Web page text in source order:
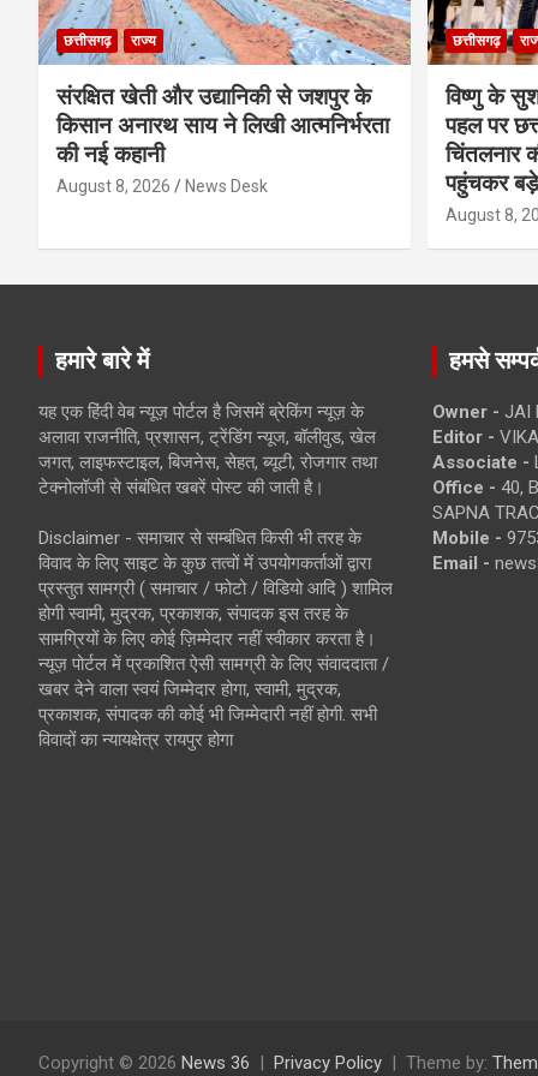
छत्तीसगढ़ राज्य
संरक्षित खेती और उद्यानिकी से जशपुर के
किसान अनारथ साय ने लिखी आत्मनिर्भरता
की नई कहानी
August 8, 2026 News Desk
छत्तीसगढ़
विष्णु के
पहल पर
चिंतलनार
पहुंचकर बड़े
August 8,
हमारे बारे में
यह एक हिंदी वेब न्यूज़ पोर्टल है जिसमें ब्रेकिंग न्यूज़ के
अलावा राजनीति, प्रशासन, ट्रेंडिंग न्यूज, बॉलीवुड, खेल
जगत, लाइफस्टाइल, बिजनेस, सेहत, ब्यूटी, रोजगार तथा
टेक्नोलॉजी से संबंधित खबरें पोस्ट की जाती है।
Disclaimer - समाचार से सम्बंधित किसी भी तरह के
विवाद के लिए साइट के कुछ तत्वों में उपयोगकर्ताओं द्वारा
प्रस्तुत सामग्री ( समाचार / फोटो / विडियो आदि ) शामिल
होगी स्वामी, मुद्रक, प्रकाशक, संपादक इस तरह के
सामग्रियों के लिए कोई ज़िम्मेदार नहीं स्वीकार करता है।
न्यूज़ पोर्टल में प्रकाशित ऐसी सामग्री के लिए संवाददाता /
खबर देने वाला स्वयं जिम्मेदार होगा, स्वामी, मुद्रक,
प्रकाशक, संपादक की कोई भी जिम्मेदारी नहीं होगी. सभी
विवादों का न्यायक्षेत्र रायपुर होगा
हमसे
Owner - JAI
Editor -
Associate -
Office - 40,
SAPNA
Mobile -
Email -
Copyright © 2026 News 36 Privacy Policy Theme by: